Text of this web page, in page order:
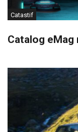
Catastif
Catalog eMag